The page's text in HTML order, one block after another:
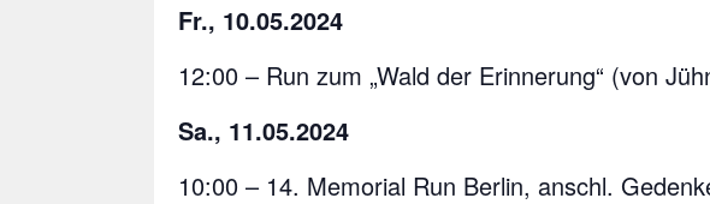
Fr., 10.05.2024
12:00 – Run zum „Wald der Erinnerung“ (von
Sa., 11.05.2024
10:00 – 14. Memorial Run Berlin, anschl.